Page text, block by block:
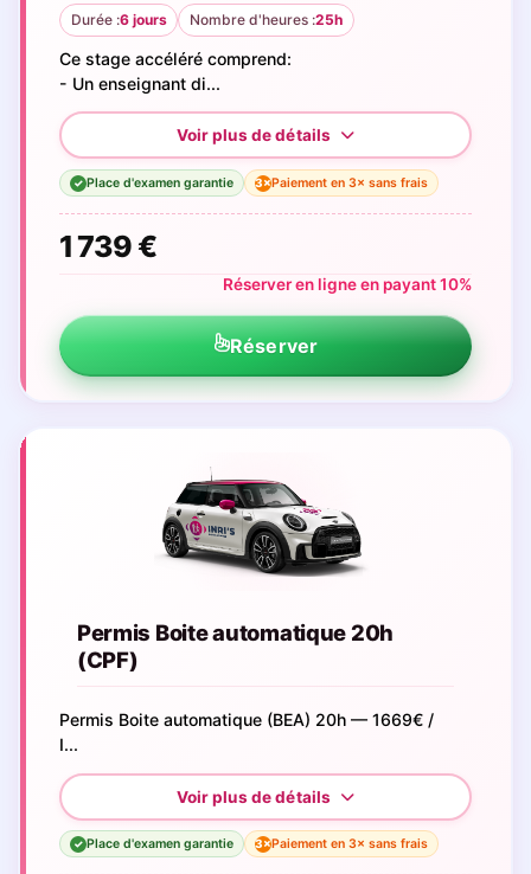
Durée :6 jours Nombre d'heures :25h
Ce stage accéléré comprend:
- Un enseignant di...
✓ Place d'examen garantie 3×Paiement en 3× sans frais
1 739 €
Réserver en ligne en payant 10%
Réserver
Permis Boite automatique 20h
(CPF)
Permis Boite automatique (BEA) 20h — 1669€ /
I...
✓ Place d'examen garantie 3×Paiement en 3× sans frais